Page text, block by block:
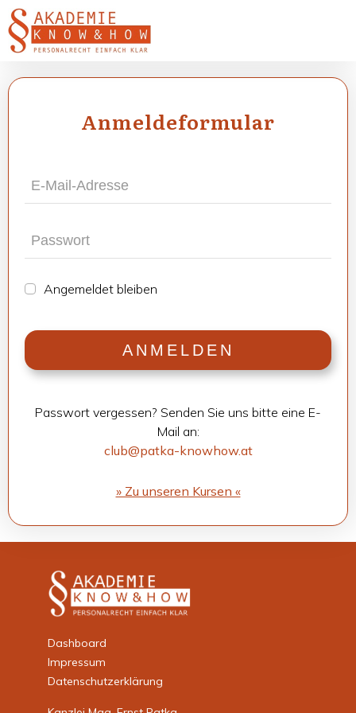
Anmel­de­for­mu­lar
Ange­mel­det blei­ben
ANMEL­DEN
Pass­wort ver­ges­sen? Sen­den Sie uns bitte eine E-
Mail an:
club@patka-knowhow.at
» Zu unse­ren Kur­sen «
Dashboard
Impressum
Datenschutzerklärung